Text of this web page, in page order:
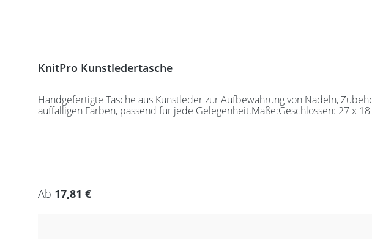
KnitPro Kunstledertasche
Handgefertigte Tasche aus Kunstleder zur Aufbewahrung von Nadeln,
auffälligen Farben, passend für jede Gelegenheit.Maße:Geschlossen: 27 x
Regulärer Preis:
Ab 17,81 €